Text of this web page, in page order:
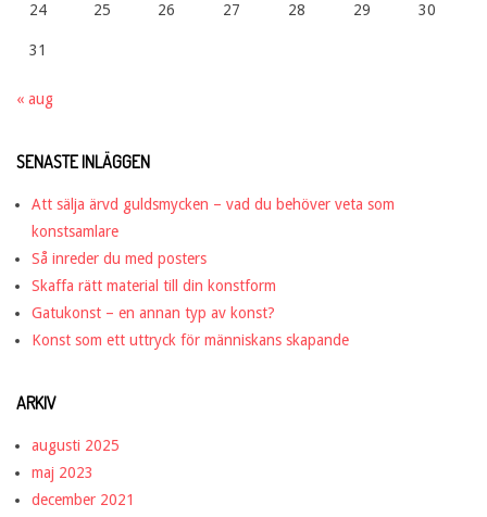
24 25 26 27 28 29 30
31
« aug
SENASTE INLÄGGEN
Att sälja ärvd guldsmycken – vad du behöver veta som
konstsamlare
Så inreder du med posters
Skaffa rätt material till din konstform
Gatukonst – en annan typ av konst?
Konst som ett uttryck för människans skapande
ARKIV
augusti 2025
maj 2023
december 2021